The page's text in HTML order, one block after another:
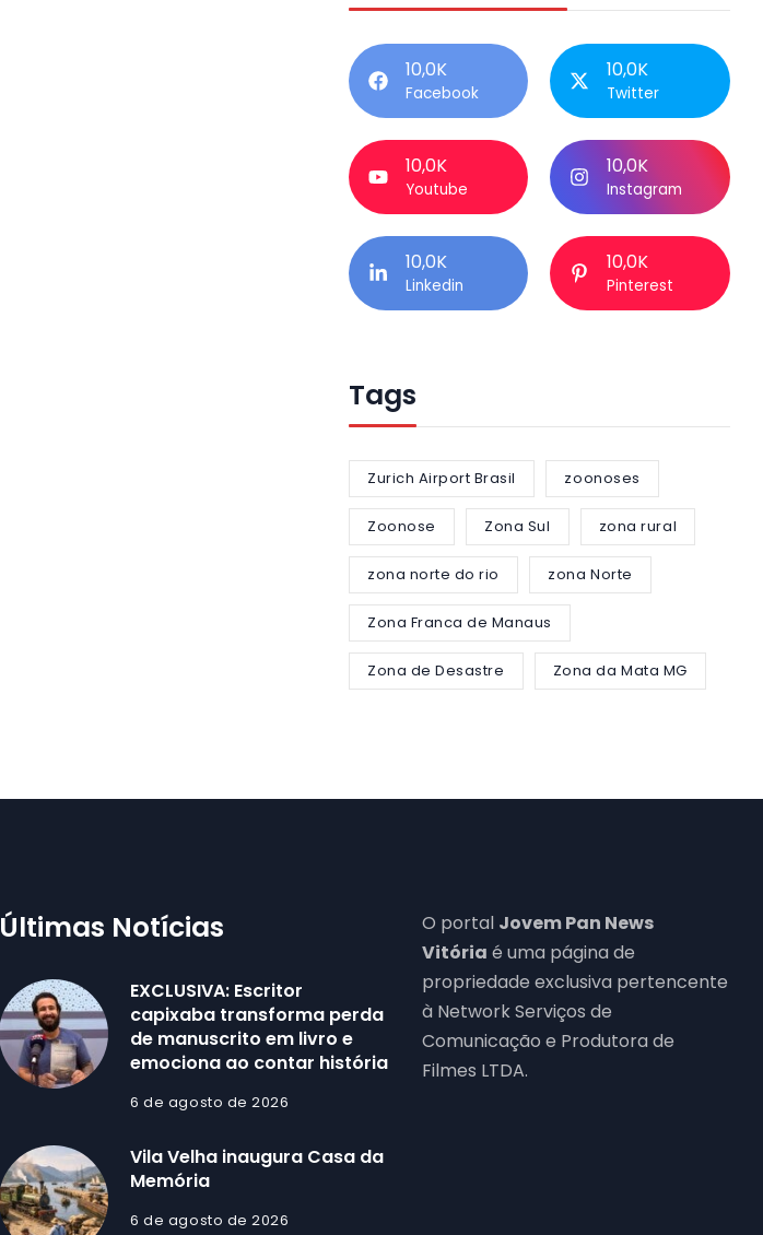
10,0K
Facebook
10,0K
Twitter
10,0K
Youtube
10,0K
Instagram
10,0K
Linkedin
10,0K
Pinterest
Tags
Zurich Airport Brasil zoonoses
Zoonose Zona Sul zona rural
zona norte do rio zona Norte
Zona Franca de Manaus
Zona de Desastre Zona da Mata MG
Últimas Notícias
EXCLUSIVA: Escritor
capixaba transforma perda
de manuscrito em livro e
emociona ao contar história
6 de agosto de 2026
Vila Velha inaugura Casa da
Memória
6 de agosto de 2026
O portal Jovem Pan News
Vitória é uma página de
propriedade exclusiva pertencente
à Network Serviços de
Comunicação e Produtora de
Filmes LTDA.